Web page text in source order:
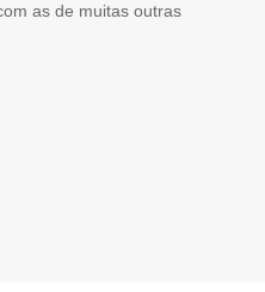
as de muitas outras